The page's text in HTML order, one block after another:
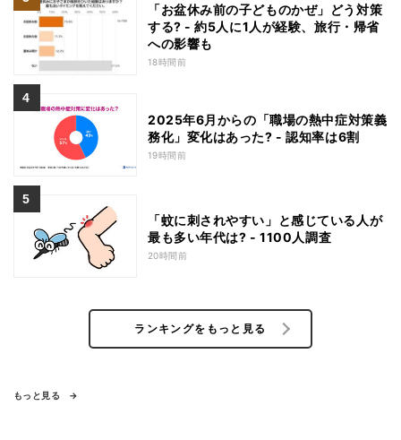
「お盆休み前の子どものかぜ」どう対策
する? - 約5人に1人が経験、旅行・帰省
への影響も
18時間前
2025年6月からの「職場の熱中症対策義
務化」変化はあった? - 認知率は6割
19時間前
「蚊に刺されやすい」と感じている人が
最も多い年代は? - 1100人調査
20時間前
ランキングをもっと見る
もっと見る